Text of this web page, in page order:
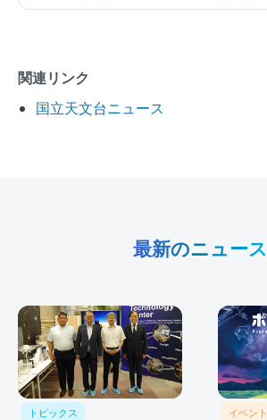
関連リンク
国立天文台ニュース
最新のニュース
トピックス イベント